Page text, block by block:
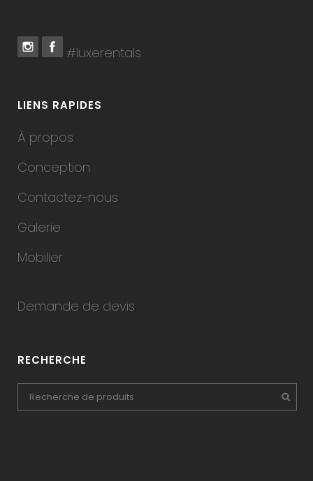
#luxerentals
LIENS RAPIDES
À propos
Conception
Contactez-nous
Galerie
Mobilier
Demande de devis
RECHERCHE